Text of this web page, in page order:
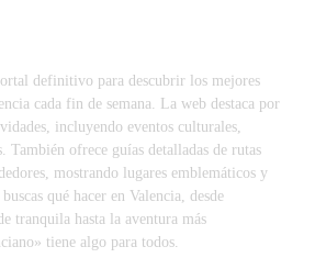
definitivo para descubrir los mejores
cada fin de semana. La web destaca por
incluyendo eventos culturales,
También ofrece guías detalladas de rutas
mostrando lugares emblemáticos y
qué hacer en Valencia, desde
tranquila hasta la aventura más
tiene algo para todos.